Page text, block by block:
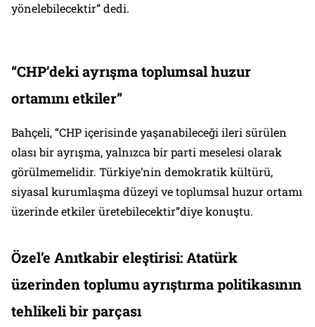
yönelebilecektir” dedi.
“CHP’deki ayrışma toplumsal huzur
ortamını etkiler”
Bahçeli, “CHP içerisinde yaşanabileceği ileri sürülen
olası bir ayrışma, yalnızca bir parti meselesi olarak
görülmemelidir. Türkiye’nin demokratik kültürü,
siyasal kurumlaşma düzeyi ve toplumsal huzur ortamı
üzerinde etkiler üretebilecektir”diye konuştu.
Özel’e Anıtkabir eleştirisi: Atatürk
üzerinden toplumu ayrıştırma politikasının
tehlikeli bir parçası